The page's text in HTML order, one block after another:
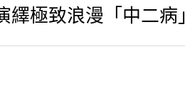
繹極致浪漫「中二病」